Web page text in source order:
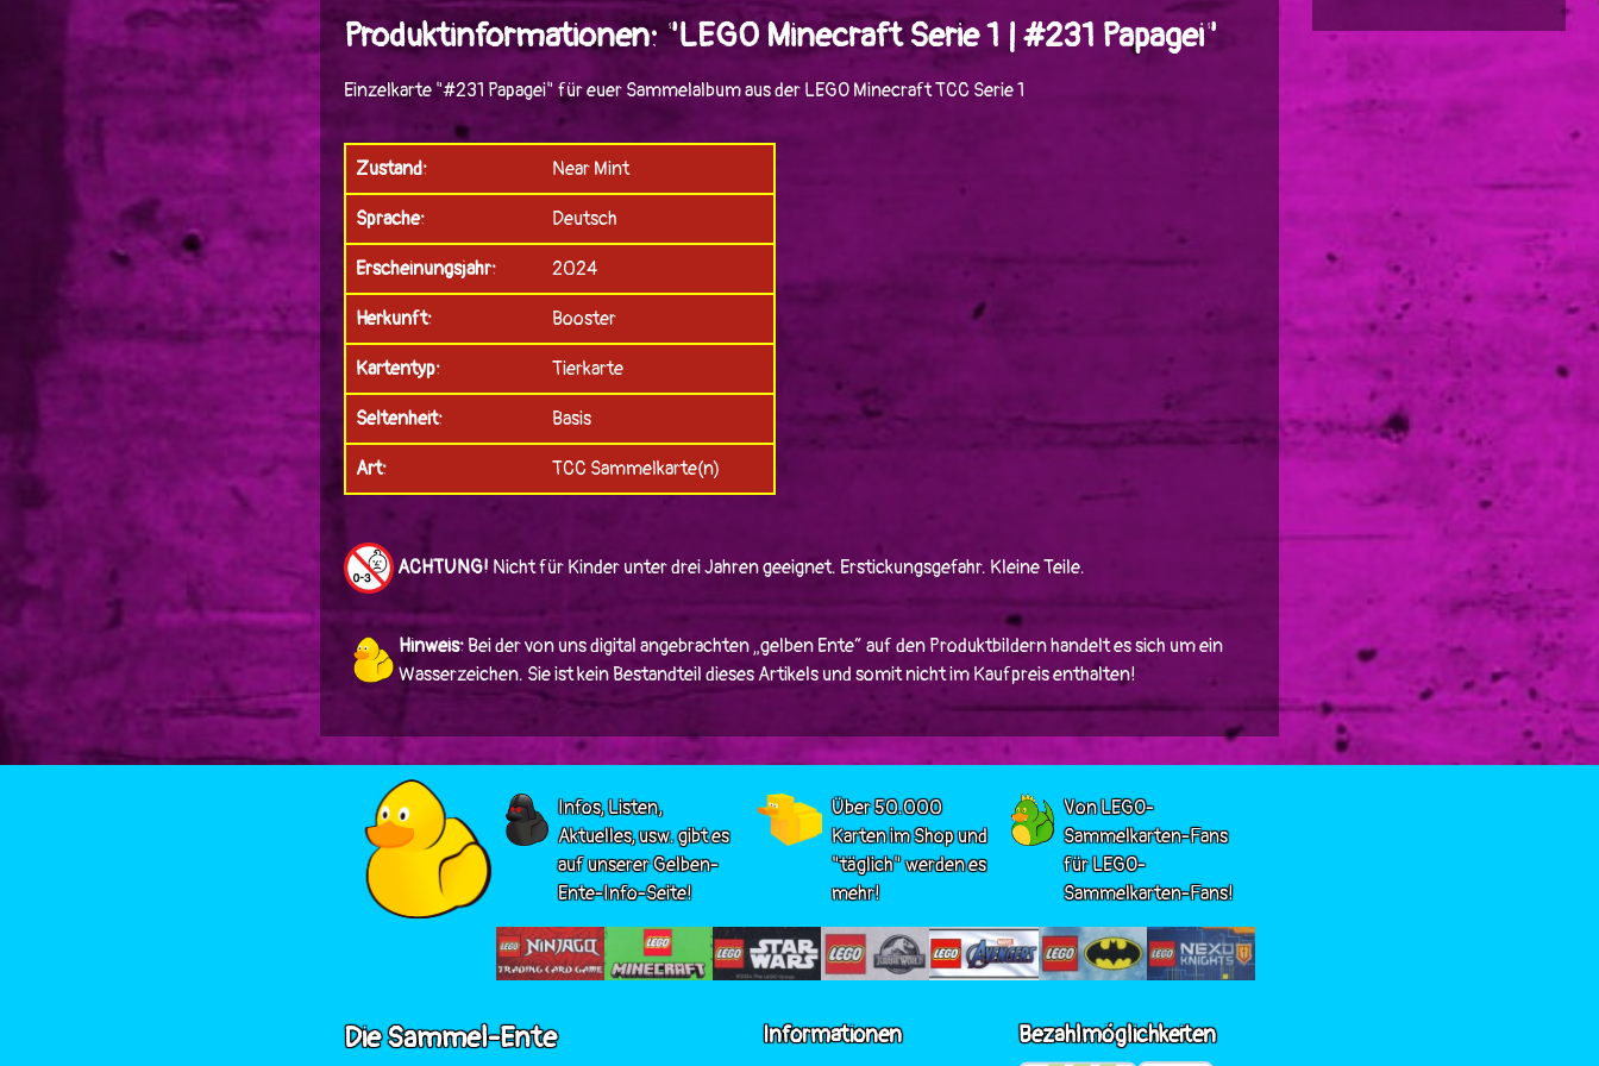
Produktinformationen: "LEGO Minecraft Serie 1 | #231 Papagei"
Einzelkarte "#231 Papagei" für euer Sammelalbum aus der LEGO Minecraft TCC Serie 1
Zustand: Near Mint
Sprache: Deutsch
Erscheinungsjahr: 2024
Herkunft: Booster
Kartentyp: Tierkarte
Seltenheit: Basis
Art: TCC Sammelkarte(n)
ACHTUNG! Nicht für Kinder unter drei Jahren geeignet. Erstickungsgefahr. Kleine Teile.
Hinweis: Bei der von uns digital angebrachten „gelben Ente“ auf den Produktbildern handelt es sich um ein
Wasserzeichen. Sie ist kein Bestandteil dieses Artikels und somit nicht im Kaufpreis enthalten!
Infos, Listen,
Aktuelles, usw. gibt es
auf unserer Gelben-
Ente-Info-Seite!
Über 50.000
Karten im Shop und
"täglich" werden es
mehr!
Von LEGO-
Sammelkarten-Fans
für LEGO-
Sammelkarten-Fans!
Die Sammel-Ente Informationen Bezahlmöglichkeiten